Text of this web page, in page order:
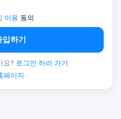
이용 동의
입하기
요? 로그인 하러 가기
페이지